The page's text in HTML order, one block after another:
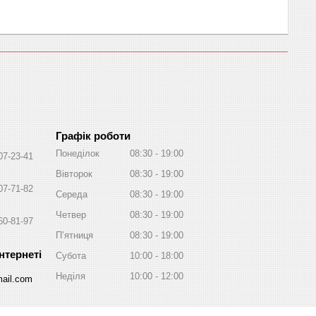
23-41
71-82
81-97
Графік роботи
Понеділок 08:30
19:00
Вівторок
08:30
19:00
Середа
08:30
19:00
Четвер
08:30
19:00
Пʼятниця
08:30
19:00
Субота
10:00
18:00
Неділя
10:00 12:00